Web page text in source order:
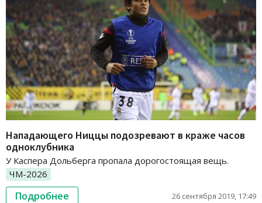
Нападающего Ниццы подозревают в краже часов
одноклубника
У Каспера Дольберга пропала дорогостоящая вещь.
ЧМ-2026
Подробнее 26 сентября 2019, 17:49